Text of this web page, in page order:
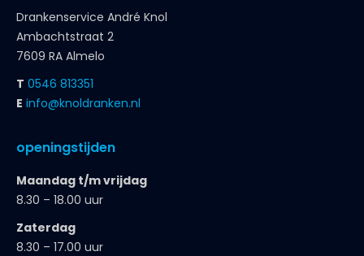
Drankenservice André Knol
Ambachtstraat 2
7609 RA Almelo
T 0546 813351
E info@knoldranken.nl
openingstijden
Maandag t/m vrijdag
8.30 – 18.00 uur
Zaterdag
8.30 – 17.00 uur